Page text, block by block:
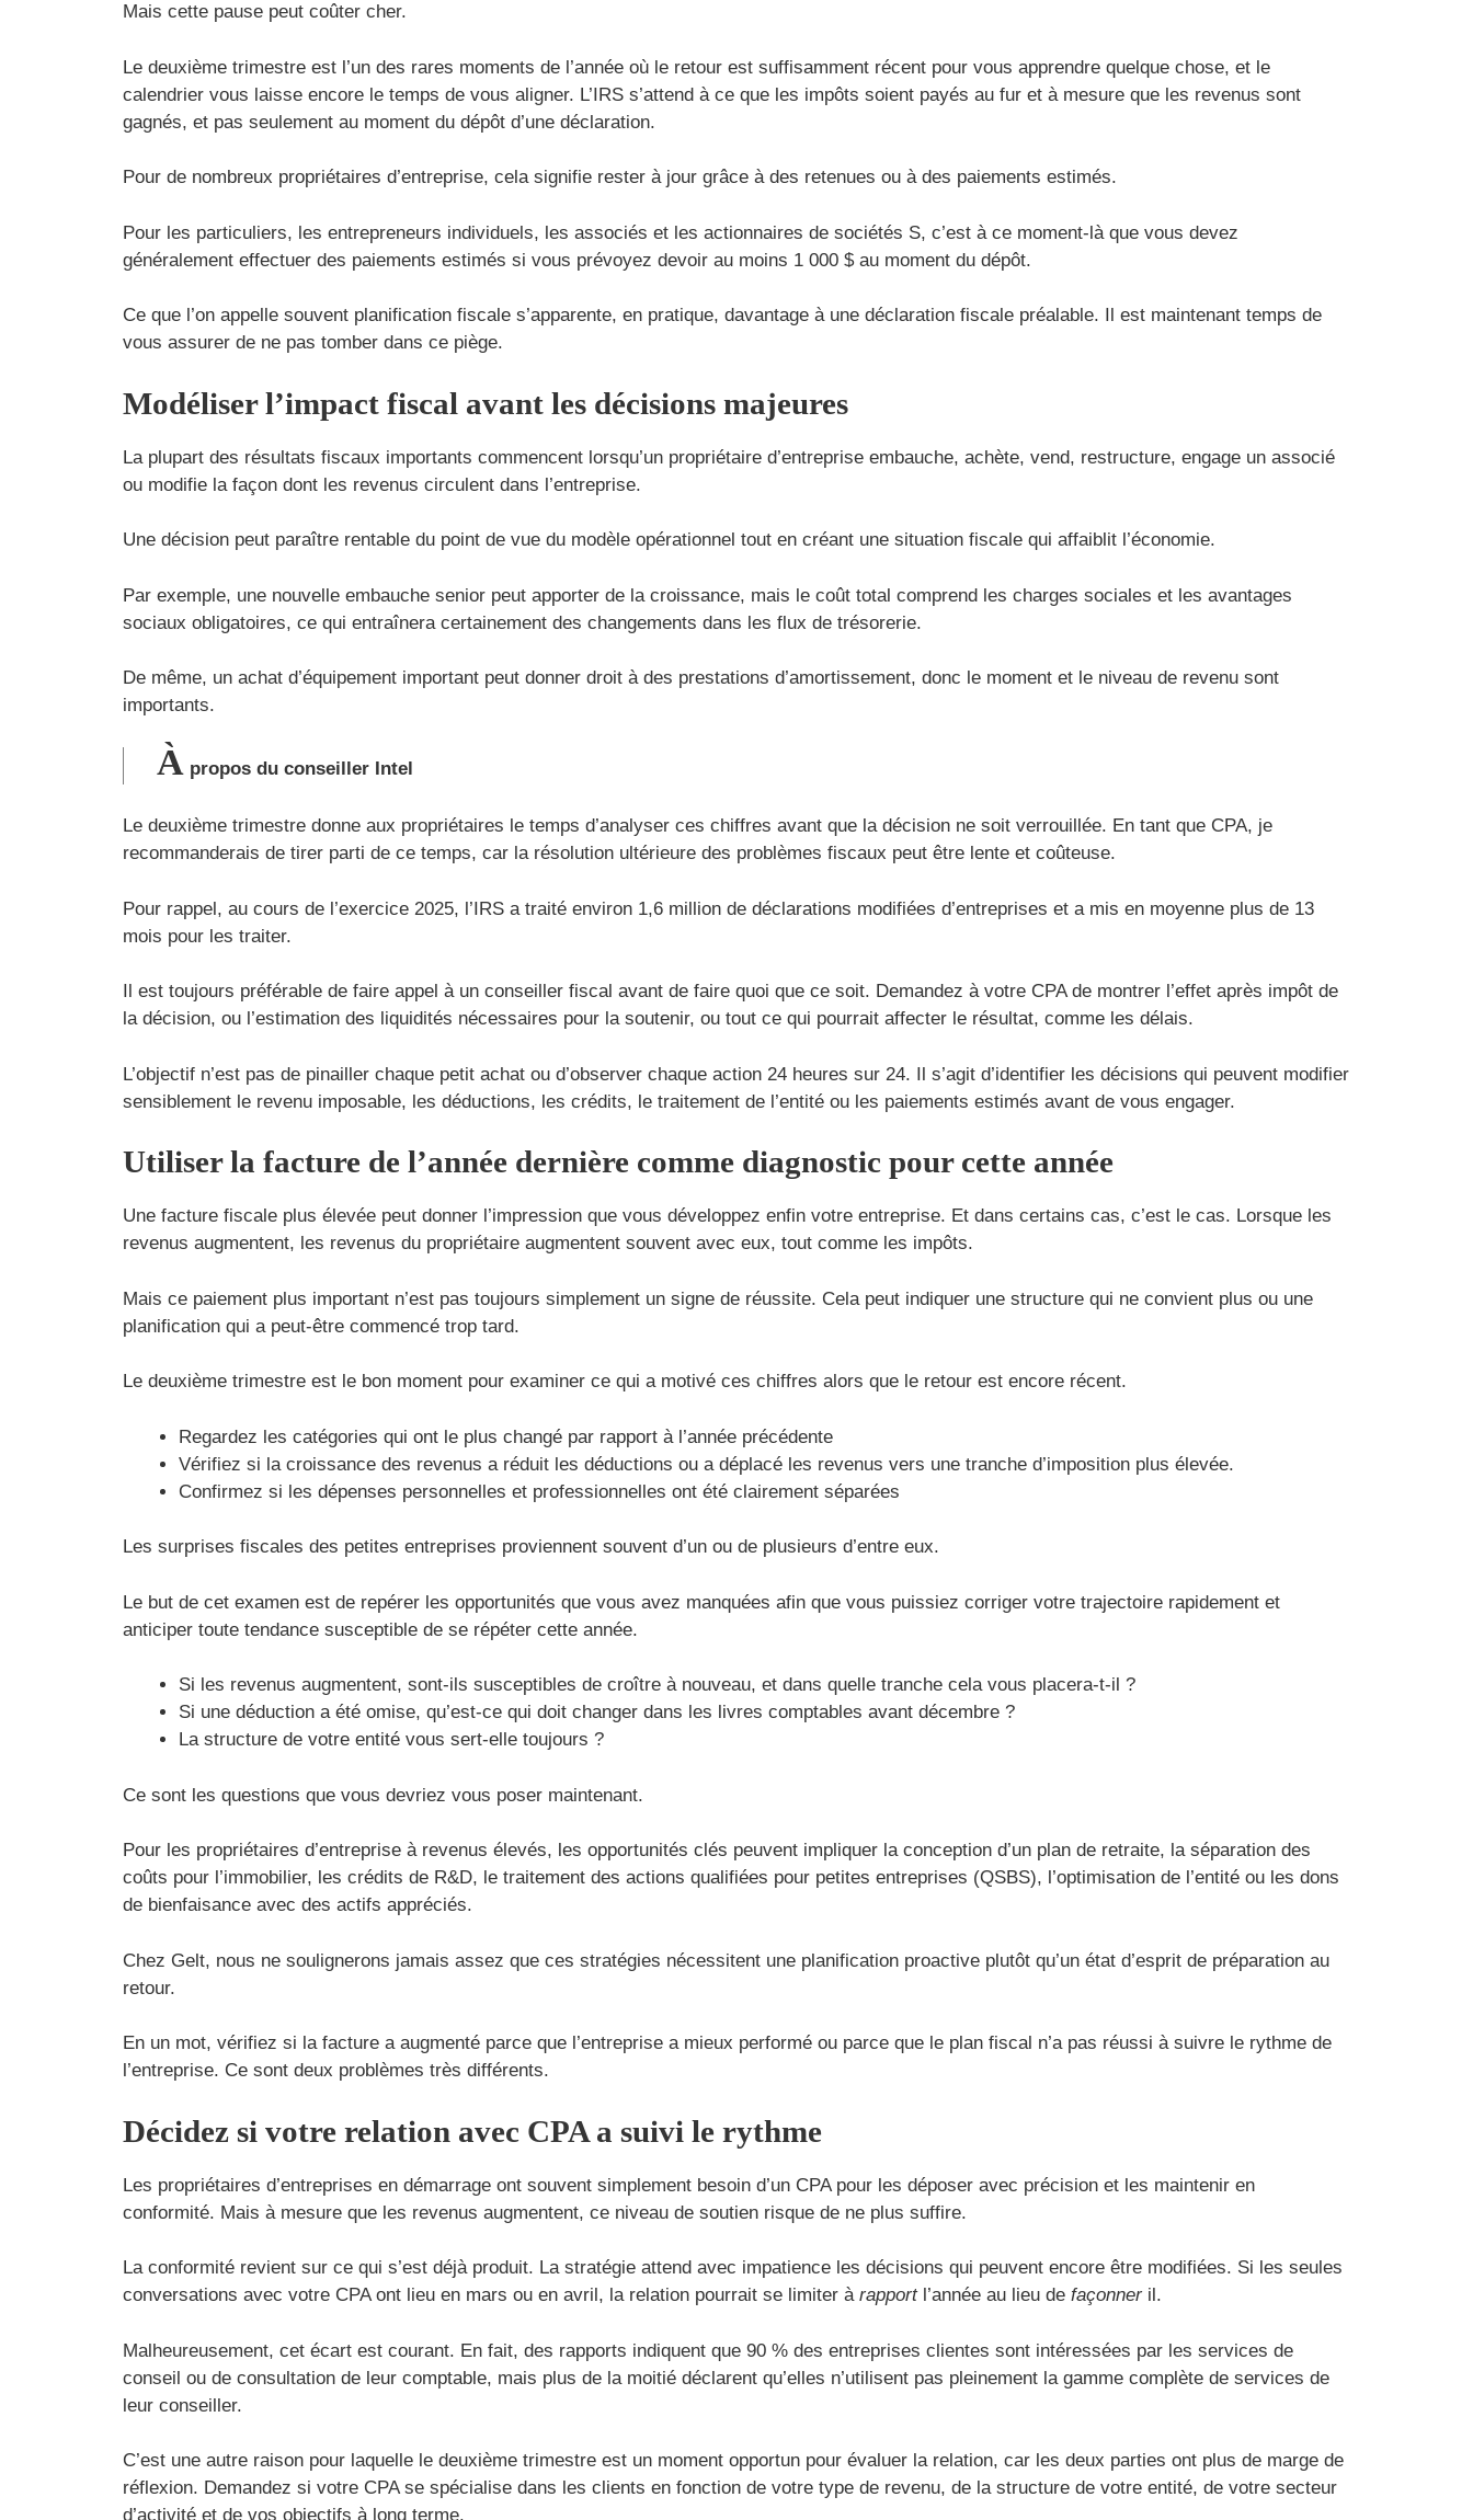
Mais cette pause peut coûter cher.
Le deuxième trimestre est l’un des rares moments de l’année où le retour est suffisamment récent pour vous apprendre quelque chose, et le
calendrier vous laisse encore le temps de vous aligner. L’IRS s’attend à ce que les impôts soient payés au fur et à mesure que les revenus sont
gagnés, et pas seulement au moment du dépôt d’une déclaration.
Pour de nombreux propriétaires d’entreprise, cela signifie rester à jour grâce à des retenues ou à des paiements estimés.
Pour les particuliers, les entrepreneurs individuels, les associés et les actionnaires de sociétés S, c’est à ce moment-là que vous devez
généralement effectuer des paiements estimés si vous prévoyez devoir au moins 1 000 $ au moment du dépôt.
Ce que l’on appelle souvent planification fiscale s’apparente, en pratique, davantage à une déclaration fiscale préalable. Il est maintenant temps de
vous assurer de ne pas tomber dans ce piège.
Modéliser l’impact fiscal avant les décisions majeures
La plupart des résultats fiscaux importants commencent lorsqu’un propriétaire d’entreprise embauche, achète, vend, restructure, engage un associé
ou modifie la façon dont les revenus circulent dans l’entreprise.
Une décision peut paraître rentable du point de vue du modèle opérationnel tout en créant une situation fiscale qui affaiblit l’économie.
Par exemple, une nouvelle embauche senior peut apporter de la croissance, mais le coût total comprend les charges sociales et les avantages
sociaux obligatoires, ce qui entraînera certainement des changements dans les flux de trésorerie.
De même, un achat d’équipement important peut donner droit à des prestations d’amortissement, donc le moment et le niveau de revenu sont
importants.
À propos du conseiller Intel
Le deuxième trimestre donne aux propriétaires le temps d’analyser ces chiffres avant que la décision ne soit verrouillée. En tant que CPA, je
recommanderais de tirer parti de ce temps, car la résolution ultérieure des problèmes fiscaux peut être lente et coûteuse.
Pour rappel, au cours de l’exercice 2025, l’IRS a traité environ 1,6 million de déclarations modifiées d’entreprises et a mis en moyenne plus de 13
mois pour les traiter.
Il est toujours préférable de faire appel à un conseiller fiscal avant de faire quoi que ce soit. Demandez à votre CPA de montrer l’effet après impôt de
la décision, ou l’estimation des liquidités nécessaires pour la soutenir, ou tout ce qui pourrait affecter le résultat, comme les délais.
L’objectif n’est pas de pinailler chaque petit achat ou d’observer chaque action 24 heures sur 24. Il s’agit d’identifier les décisions qui peuvent modifier
sensiblement le revenu imposable, les déductions, les crédits, le traitement de l’entité ou les paiements estimés avant de vous engager.
Utiliser la facture de l’année dernière comme diagnostic pour cette année
Une facture fiscale plus élevée peut donner l’impression que vous développez enfin votre entreprise. Et dans certains cas, c’est le cas. Lorsque les
revenus augmentent, les revenus du propriétaire augmentent souvent avec eux, tout comme les impôts.
Mais ce paiement plus important n’est pas toujours simplement un signe de réussite. Cela peut indiquer une structure qui ne convient plus ou une
planification qui a peut-être commencé trop tard.
Le deuxième trimestre est le bon moment pour examiner ce qui a motivé ces chiffres alors que le retour est encore récent.
Regardez les catégories qui ont le plus changé par rapport à l’année précédente
Vérifiez si la croissance des revenus a réduit les déductions ou a déplacé les revenus vers une tranche d’imposition plus élevée.
Confirmez si les dépenses personnelles et professionnelles ont été clairement séparées
Les surprises fiscales des petites entreprises proviennent souvent d’un ou de plusieurs d’entre eux.
Le but de cet examen est de repérer les opportunités que vous avez manquées afin que vous puissiez corriger votre trajectoire rapidement et
anticiper toute tendance susceptible de se répéter cette année.
Si les revenus augmentent, sont-ils susceptibles de croître à nouveau, et dans quelle tranche cela vous placera-t-il ?
Si une déduction a été omise, qu’est-ce qui doit changer dans les livres comptables avant décembre ?
La structure de votre entité vous sert-elle toujours ?
Ce sont les questions que vous devriez vous poser maintenant.
Pour les propriétaires d’entreprise à revenus élevés, les opportunités clés peuvent impliquer la conception d’un plan de retraite, la séparation des
coûts pour l’immobilier, les crédits de R&D, le traitement des actions qualifiées pour petites entreprises (QSBS), l’optimisation de l’entité ou les dons
de bienfaisance avec des actifs appréciés.
Chez Gelt, nous ne soulignerons jamais assez que ces stratégies nécessitent une planification proactive plutôt qu’un état d’esprit de préparation au
retour.
En un mot, vérifiez si la facture a augmenté parce que l’entreprise a mieux performé ou parce que le plan fiscal n’a pas réussi à suivre le rythme de
l’entreprise. Ce sont deux problèmes très différents.
Décidez si votre relation avec CPA a suivi le rythme
Les propriétaires d’entreprises en démarrage ont souvent simplement besoin d’un CPA pour les déposer avec précision et les maintenir en
conformité. Mais à mesure que les revenus augmentent, ce niveau de soutien risque de ne plus suffire.
La conformité revient sur ce qui s’est déjà produit. La stratégie attend avec impatience les décisions qui peuvent encore être modifiées. Si les seules
conversations avec votre CPA ont lieu en mars ou en avril, la relation pourrait se limiter à rapportl’année au lieu de façonneril.
Malheureusement, cet écart est courant. En fait, des rapports indiquent que 90 % des entreprises clientes sont intéressées par les services de
conseil ou de consultation de leur comptable, mais plus de la moitié déclarent qu’elles n’utilisent pas pleinement la gamme complète de services de
leur conseiller.
C’est une autre raison pour laquelle le deuxième trimestre est un moment opportun pour évaluer la relation, car les deux parties ont plus de marge de
réflexion. Demandez si votre CPA se spécialise dans les clients en fonction de votre type de revenu, de la structure de votre entité, de votre secteur
d’activité et de vos objectifs à long terme.